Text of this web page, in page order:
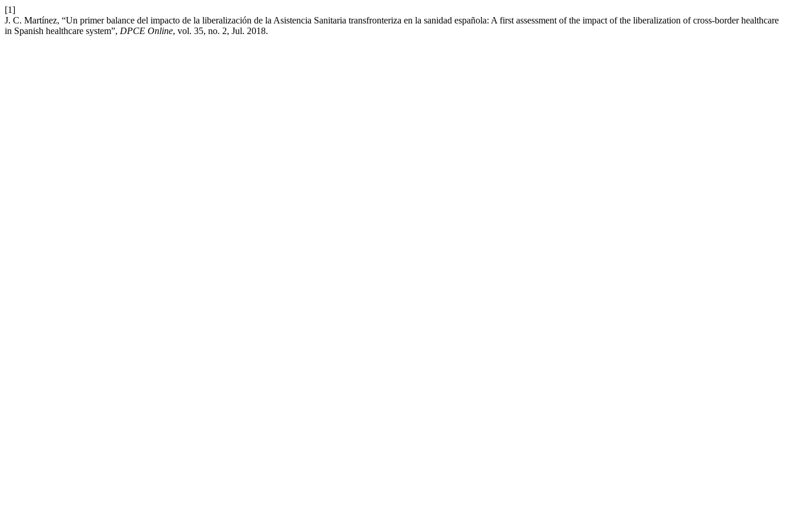
[1]
J. C. Martínez, “Un primer balance del impacto de la liberalización de la Asistencia Sanitaria transfronteriza en la sanidad española: A first assessment of the impact of the liberalization of cross-border healthcare
in Spanish healthcare system”, DPCE Online, vol. 35, no. 2, Jul. 2018.